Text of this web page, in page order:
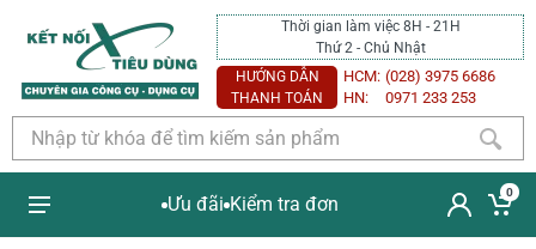
Thời gian làm việc 8H - 21H
Thứ 2 - Chủ Nhật
HƯỚNG DẪN
THANH TOÁN
HCM: (028) 3975 6686
HN:
0971 233 253
Ưu đãi Kiểm tra đơn
0